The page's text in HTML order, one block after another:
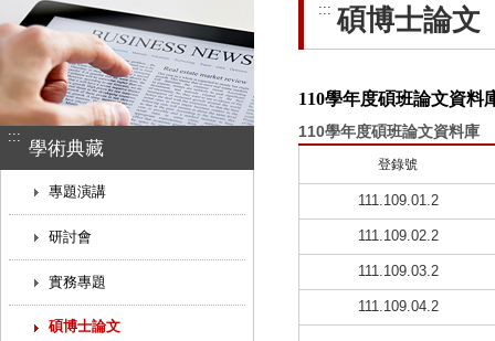
:::
學術典藏
專題演講
研討會
實務專題
碩博士論文
::: 碩博士論文
110學年度碩班論文資料
110學年度碩班論文資料庫
登錄號
111.109.01.2
111.109.02.2
111.109.03.2
111.109.04.2